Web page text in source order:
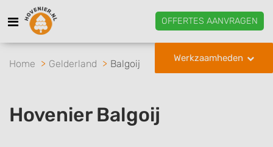
OFFERTES AANVRAGEN
Werkzaamheden
Home Gelderland Balgoij
Hovenier Balgoij